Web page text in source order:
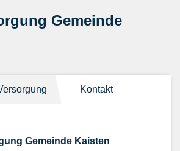
Gemeinde
Kontakt
Gemeinde Kaisten